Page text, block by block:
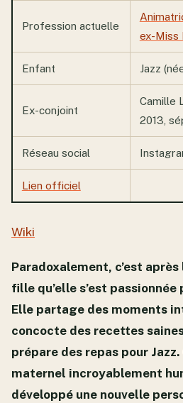
Profession actuelle
ex-Miss
Enfant Jazz
Ex-conjoint
Camille
2013,
Réseau social
Lien officiel
Wiki
Paradoxalement, c’est
fille qu’elle s’est
Elle partage des moments
concocte des recettes
prépare des repas pour
maternel incroyablement
développé une nouvelle